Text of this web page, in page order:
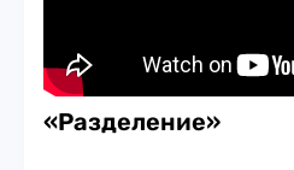
«Разделение»